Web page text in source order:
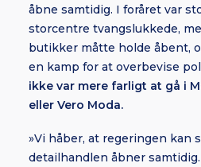
åbne samtidig. I foråret var
storcentre tvangslukkede,
butikker måtte holde åbent,
en kamp for at overbevise
ikke var mere farligt at gå i
eller Vero Moda.
»Vi håber, at regeringen kan
detailhandlen åbner